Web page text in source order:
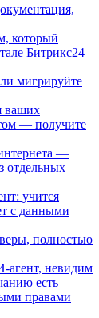
который
Битрикс24
мигрируйте
ваших
— получите
—
отдельных
учится
с данными
полностью
агент, невидим
есть
правами